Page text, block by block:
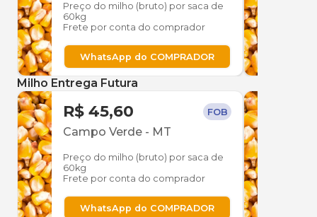
Preço do milho (bruto) por saca de
60kg
Frete por conta do comprador
WhatsApp do COMPRADOR
Milho Entrega Futura
R$ 45,60 FOB
Campo Verde - MT
Preço do milho (bruto) por saca de
60kg
Frete por conta do comprador
WhatsApp do COMPRADOR